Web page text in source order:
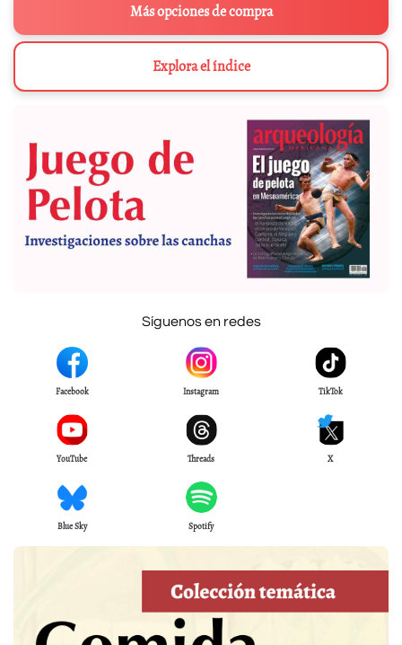
Más opciones de compra
Explora el índice
Síguenos en redes
Facebook Instagram TikTok
YouTube Threads X
Blue Sky Spotify